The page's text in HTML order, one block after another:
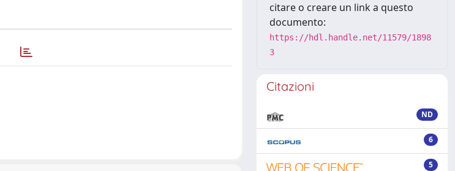
citare o creare un link a questo
documento:
https://hdl.handle.net/11579/1898
3
Citazioni
ND
6
5